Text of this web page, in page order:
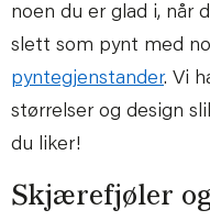
noen du er glad i, når
slett som pynt med
pyntegjenstander. Vi
størrelser og design
du liker!
Skjærefjøler